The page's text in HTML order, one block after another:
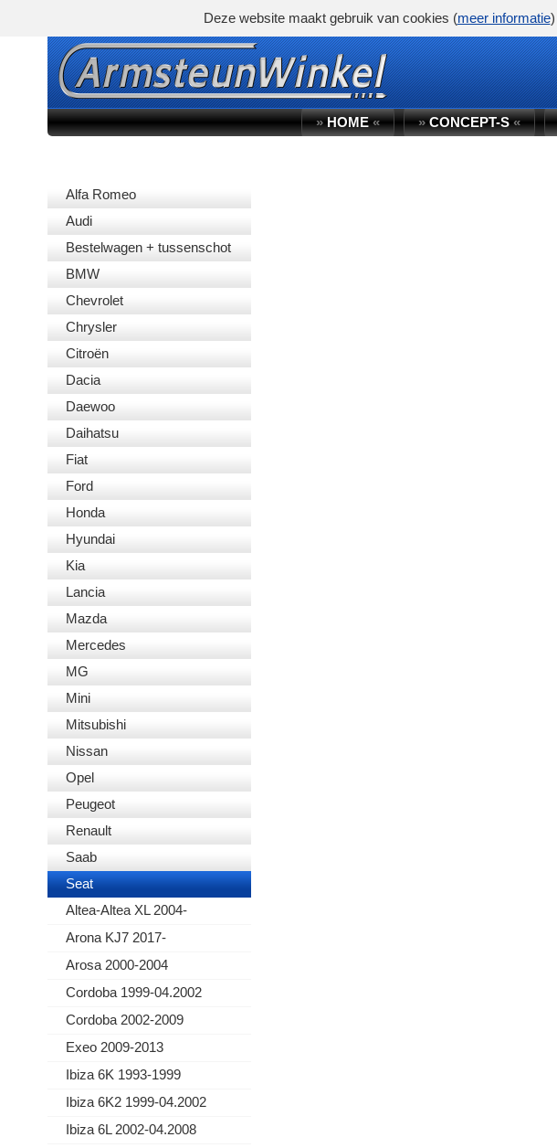
»HOME« »CONCEPT-S«
Alfa Romeo
Audi
Bestelwagen + tussenschot
BMW
Chevrolet
Chrysler
Citroën
Dacia
Daewoo
Daihatsu
Fiat
Ford
Honda
Hyundai
Kia
Lancia
Mazda
Mercedes
MG
Mini
Mitsubishi
Nissan
Opel
Peugeot
Renault
Saab
Seat
Altea-Altea XL 2004-
Arona KJ7 2017-
Arosa 2000-2004
Cordoba 1999-04.2002
Cordoba 2002-2009
Exeo 2009-2013
Ibiza 6K 1993-1999
Ibiza 6K2 1999-04.2002
Ibiza 6L 2002-04.2008
Deze website maakt gebruik van cookies (meer informatie)